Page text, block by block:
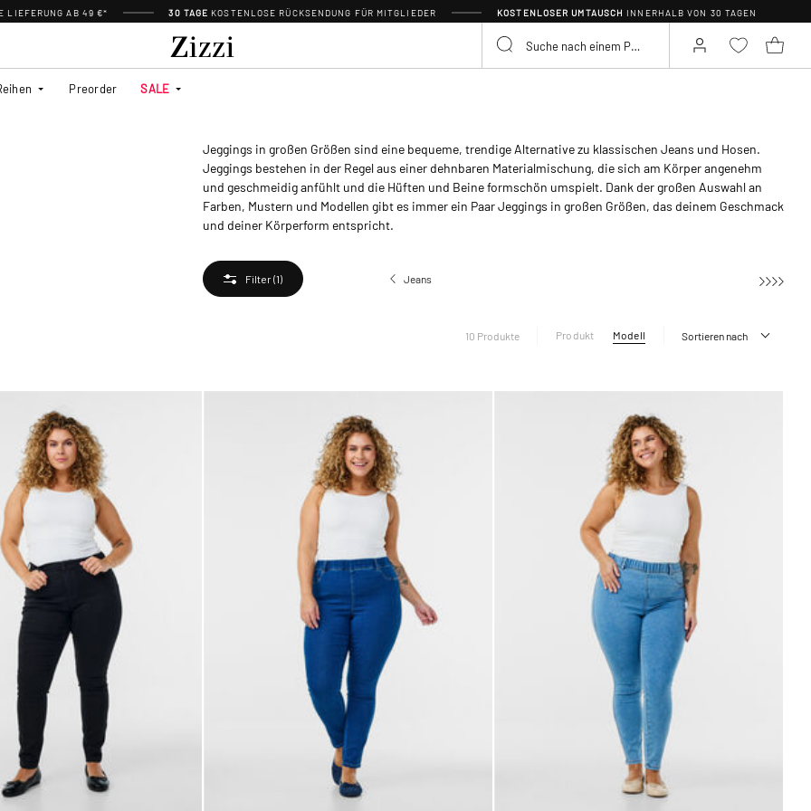
LIEFERUNG AB 49 €* 30 TAGE KOSTENLOSE RÜCKSENDUNG FÜR MITGLIEDER KOSTENLOSER UMTAUSCH INNERHALB VON 30 TAGEN
Preorder SALE
Jeggings in großen Größen sind eine bequeme, trendige Alternative zu klassischen Jeans und Hosen.
Jeggings bestehen in der Regel aus einer dehnbaren Materialmischung, die sich am Körper angenehm
und geschmeidig anfühlt und die Hüften und Beine formschön umspielt. Dank der großen Auswahl an
Farben, Mustern und Modellen gibt es immer ein Paar Jeggings in großen Größen, das deinem Geschmack
und deiner Körperform entspricht.
Filter(1) Jeans
10 Produkte Produkt Modell Sortieren nach